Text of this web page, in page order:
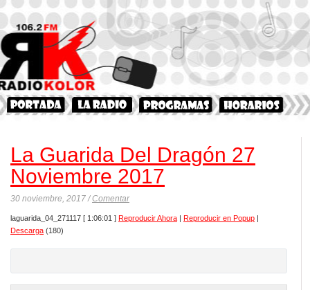
La Guarida Del Dragón 27
Noviembre 2017
30 noviembre, 2017 /Comentar
laguarida_04_271117 [ 1:06:01 ] Reproducir Ahora | Reproducir en Popup |
Descarga (180)